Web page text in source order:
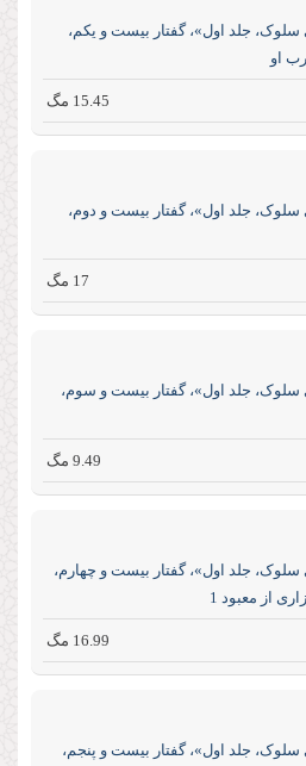
سلوک، جلد اول»، گفتار بیست و یکم،
او
15.45 مگ
سلوک، جلد اول»، گفتار بیست و دوم،
17 مگ
سلوک، جلد اول»، گفتار بیست و سوم،
9.49 مگ
سلوک، جلد اول»، گفتار بیست و چهارم،
از معبود 1
16.99 مگ
سلوک، جلد اول»، گفتار بیست و پنجم،